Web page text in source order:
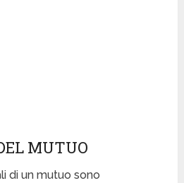
MUTUO
di un mutuo sono